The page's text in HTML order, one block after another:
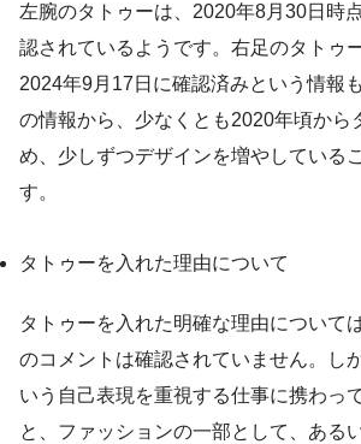
左腕のタトゥーは、2020年8月30日時
認されているようです。右足のタトゥ
2024年9月17日に確認済みという情報
の情報から、少なくとも2020年頃から
め、少しずつデザインを増やしている
す。
タトゥーを入れた理由について
タトゥーを入れた明確な理由について
のコメントは確認されていません。し
いう自己表現を重視する仕事に携わっ
と、ファッションの一部として、ある